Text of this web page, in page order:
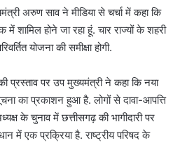
अरुण साव ने मीडिया से चर्चा में कहा कि
शामिल होने जा रहा हूं. चार राज्यों के शहरी
योजना की समीक्षा होगी.
प्रस्ताव पर उप मुख्यमंत्री ने कहा कि नया
का प्रकाशन हुआ है. लोगों से दावा-आपत्ति
के चुनाव में छत्तीसगढ़ की भागीदारी पर
में एक प्रक्रिया है. राष्ट्रीय परिषद के